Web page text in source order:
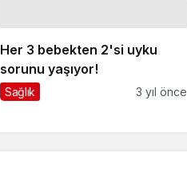
Her 3 bebekten 2'si uyku
sorunu yaşıyor!
Sağlık 3 yıl önce